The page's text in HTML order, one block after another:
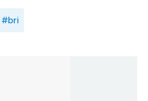
#bri